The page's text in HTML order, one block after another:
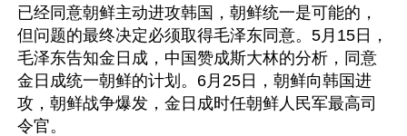
已经同意朝鲜主动进攻韩国，朝鲜统一是可能的，
但问题的最终决定必须取得毛泽东同意。5月15日，
毛泽东告知金日成，中国赞成斯大林的分析，同意
金日成统一朝鲜的计划。6月25日，朝鲜向韩国进
攻，朝鲜战争爆发，金日成时任朝鲜人民军最高司
令官。